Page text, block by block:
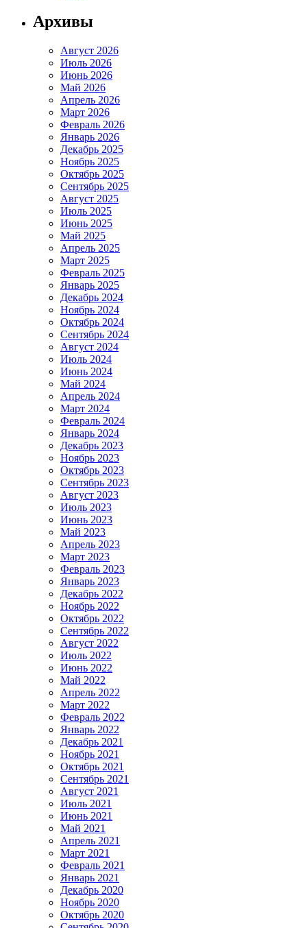
Архивы
Август 2026
Июль 2026
Июнь 2026
Май 2026
Апрель 2026
Март 2026
Февраль 2026
Январь 2026
Декабрь 2025
Ноябрь 2025
Октябрь 2025
Сентябрь 2025
Август 2025
Июль 2025
Июнь 2025
Май 2025
Апрель 2025
Март 2025
Февраль 2025
Январь 2025
Декабрь 2024
Ноябрь 2024
Октябрь 2024
Сентябрь 2024
Август 2024
Июль 2024
Июнь 2024
Май 2024
Апрель 2024
Март 2024
Февраль 2024
Январь 2024
Декабрь 2023
Ноябрь 2023
Октябрь 2023
Сентябрь 2023
Август 2023
Июль 2023
Июнь 2023
Май 2023
Апрель 2023
Март 2023
Февраль 2023
Январь 2023
Декабрь 2022
Ноябрь 2022
Октябрь 2022
Сентябрь 2022
Август 2022
Июль 2022
Июнь 2022
Май 2022
Апрель 2022
Март 2022
Февраль 2022
Январь 2022
Декабрь 2021
Ноябрь 2021
Октябрь 2021
Сентябрь 2021
Август 2021
Июль 2021
Июнь 2021
Май 2021
Апрель 2021
Март 2021
Февраль 2021
Январь 2021
Декабрь 2020
Ноябрь 2020
Октябрь 2020